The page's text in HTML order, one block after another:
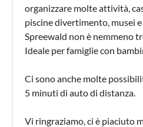
organizzare molte attività,
piscine divertimento, musei
Spreewald non è nemmeno
Ideale per famiglie con
Ci sono anche molte
5 minuti di auto di distanza.
Vi ringraziamo, ci è piaciuto